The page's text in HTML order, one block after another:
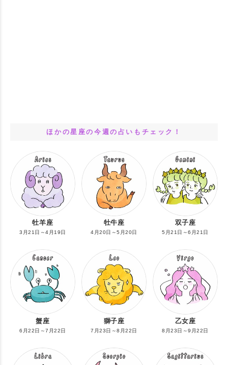
ほかの星座の今週の占いもチェック！
牡羊座
3月21日～4月19日
牡牛座
4月20日～5月20日
双子座
5月21日～6月21日
蟹座
6月22日～7月22日
獅子座
7月23日～8月22日
乙女座
8月23日～9月22日